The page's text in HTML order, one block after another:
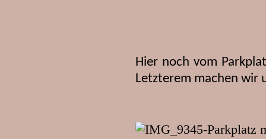
Hier noch vom
Letzterem machen wir